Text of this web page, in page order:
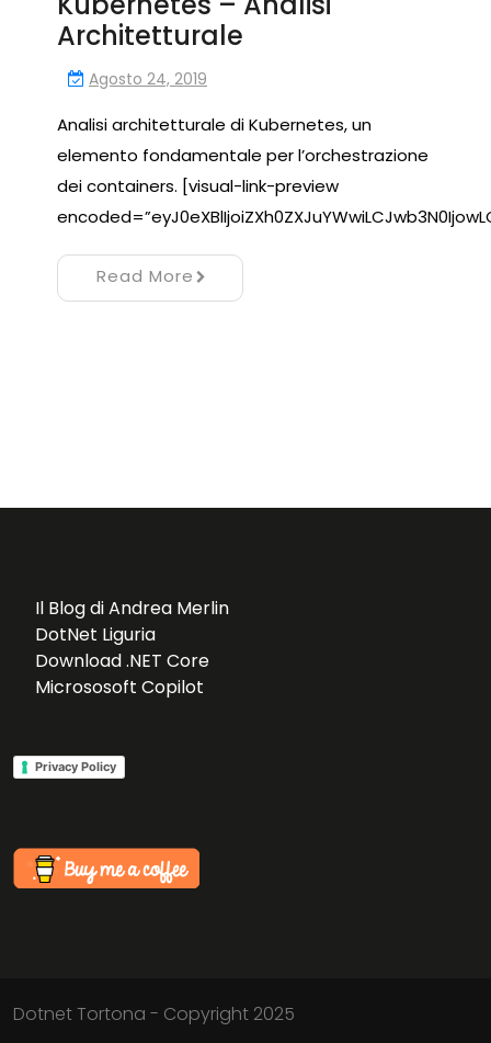
Architetturale
Agosto 24, 2019
Analisi architetturale di Kubernetes, un
elemento fondamentale per l’orchestrazione
dei containers. [visual-link-preview
Read More
Il Blog di Andrea Merlin
DotNet Liguria
Download .NET Core
Micrososoft Copilot
Privacy Policy
Dotnet Tortona - Copyright 2025